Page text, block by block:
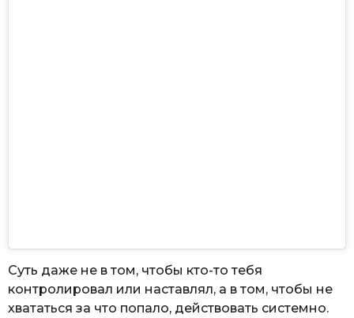
Суть даже не в том, чтобы кто-то тебя
контролировал или наставлял, а в том, чтобы не
хвататься за что попало, действовать системно.